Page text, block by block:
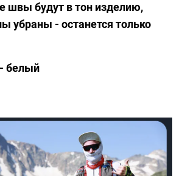
швы будут в тон изделию,
убраны - останется только
белый